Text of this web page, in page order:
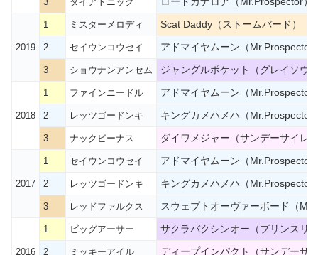
2019
1 ミスターメロディ Scat Daddy（ストームバード）
2 セイウンコウセイ アドマイヤムーン（Mr.Prospector
3 ショウナンアンセム ジャングルポケット（グレイソヴ
2018
1 ファインニードル アドマイヤムーン（Mr.Prospector
2 レッツゴードンキ キングカメハメハ（Mr.Prospector
3 ナックビーナス ダイワメジャー（サンデーサイレ
2017
1 セイウンコウセイ アドマイヤムーン（Mr.Prospector
2 レッツゴードンキ キングカメハメハ（Mr.Prospector
3 レッドファルクス スウェプトオーヴァーボード（
2016
1 ビッグアーサー サクラバクシンオー（プリンスリ
2 ミッキーアイル ディープインパクト（サンデーサ